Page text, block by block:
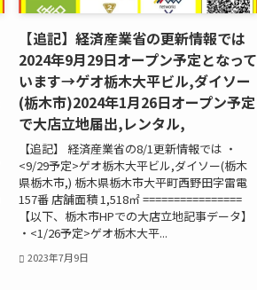
【追記】経済産業省の更新情報では
2024年9月29日オープン予定となって
います→ゲオ栃木大平ビル,ダイソー
(栃木市)2024年1月26日オープン予定
で大店立地届出,レンタル,
【追記】 経済産業省の8/1更新情報では ・
<9/29予定>ゲオ栃木大平ビル,ダイソー(栃木
県栃木市,) 栃木県栃木市大平町西野田字雷電
157番 店舗面積 1,518㎡ ================
【以下、栃木市HPでの大店立地記事データ】
・<1/26予定>ゲオ栃木大平...
2023年7月9日